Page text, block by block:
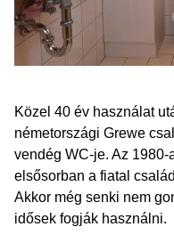
Közel 40 év használat
németországi Grewe
vendég WC-je. Az
elsősorban a fiatal
Akkor még senki nem
idősek fogják használni.